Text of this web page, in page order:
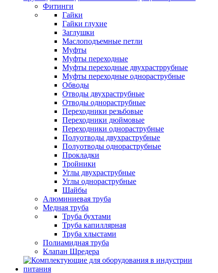
Фитинги
Гайки
Гайки глухие
Заглушки
Маслоподъемные петли
Муфты
Муфты переходные
Муфты переходные двухрастррубные
Муфты переходные однораструбные
Обводы
Отводы двухраструбные
Отводы однораструбные
Переходники резьбовые
Переходники дюймовые
Переходники однораструбные
Полуотводы двухраструбные
Полуотводы однораструбные
Прокладки
Тройники
Углы двухраструбные
Углы однораструбные
Шайбы
Алюминиевая труба
Медная труба
Труба бухтами
Труба капиллярная
Труба хлыстами
Полиамидная труба
Клапан Шредера